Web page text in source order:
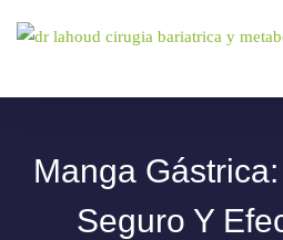
Manga
Seguro Y